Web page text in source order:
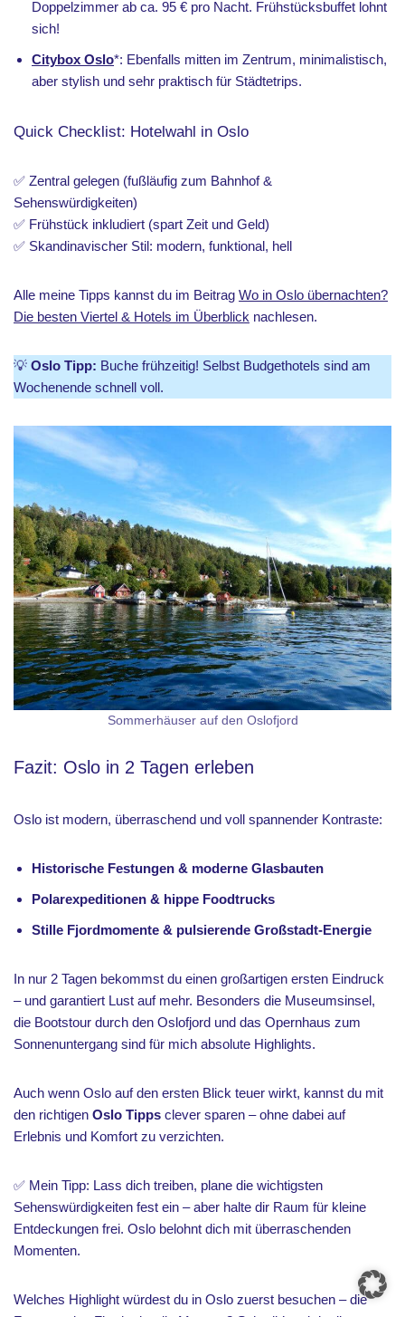
Doppelzimmer ab ca. 95 € pro Nacht. Frühstücksbuffet lohnt
sich!
Citybox Oslo*: Ebenfalls mitten im Zentrum, minimalistisch,
aber stylish und sehr praktisch für Städtetrips.
Quick Checklist: Hotelwahl in Oslo
✅ Zentral gelegen (fußläufig zum Bahnhof &
Sehenswürdigkeiten)
✅ Frühstück inkludiert (spart Zeit und Geld)
✅ Skandinavischer Stil: modern, funktional, hell
Alle meine Tipps kannst du im Beitrag Wo in Oslo übernachten?
Die besten Viertel & Hotels im Überblick nachlesen.
💡 Oslo Tipp: Buche frühzeitig! Selbst Budgethotels sind am
Wochenende schnell voll.
Sommerhäuser auf den Oslofjord
Fazit: Oslo in 2 Tagen erleben
Oslo ist modern, überraschend und voll spannender Kontraste:
Historische Festungen & moderne Glasbauten
Polarexpeditionen & hippe Foodtrucks
Stille Fjordmomente & pulsierende Großstadt-Energie
In nur 2 Tagen bekommst du einen großartigen ersten Eindruck
– und garantiert Lust auf mehr. Besonders die Museumsinsel,
die Bootstour durch den Oslofjord und das Opernhaus zum
Sonnenuntergang sind für mich absolute Highlights.
Auch wenn Oslo auf den ersten Blick teuer wirkt, kannst du mit
den richtigen Oslo Tipps clever sparen – ohne dabei auf
Erlebnis und Komfort zu verzichten.
✅ Mein Tipp: Lass dich treiben, plane die wichtigsten
Sehenswürdigkeiten fest ein – aber halte dir Raum für kleine
Entdeckungen frei. Oslo belohnt dich mit überraschenden
Momenten.
Welches Highlight würdest du in Oslo zuerst besuchen – die